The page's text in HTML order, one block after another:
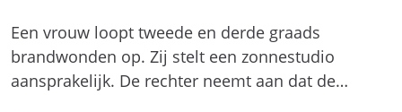
Een vrouw loopt tweede en derde graads
brandwonden op. Zij stelt een zonnestudio
aansprakelijk. De rechter neemt aan dat de…